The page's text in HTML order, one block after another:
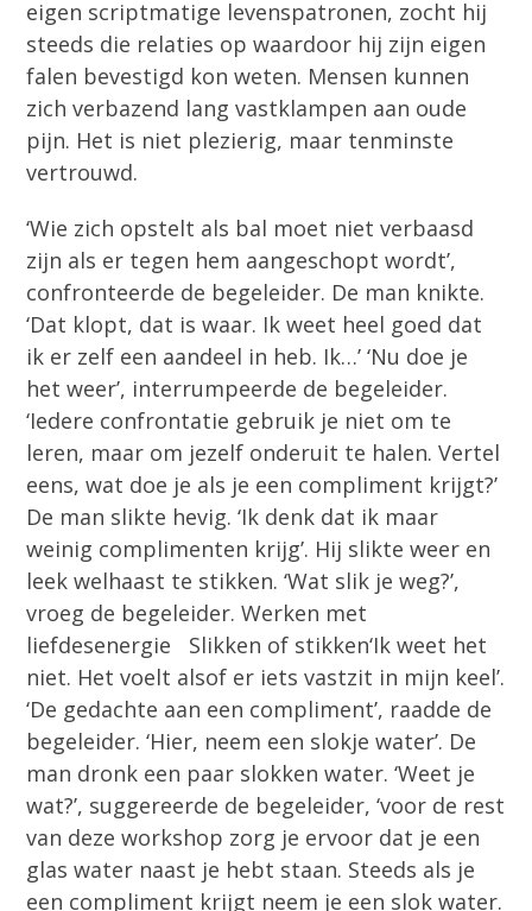
eigen scriptmatige levenspatronen, zocht hij
steeds die relaties op waardoor hij zijn eigen
falen bevestigd kon weten. Mensen kunnen
zich verbazend lang vastklampen aan oude
pijn. Het is niet plezierig, maar tenminste
vertrouwd.
‘Wie zich opstelt als bal moet niet verbaasd
zijn als er tegen hem aangeschopt wordt’,
confronteerde de begeleider. De man knikte.
‘Dat klopt, dat is waar. Ik weet heel goed dat
ik er zelf een aandeel in heb. Ik…’ ‘Nu doe je
het weer’, interrumpeerde de begeleider.
‘Iedere confrontatie gebruik je niet om te
leren, maar om jezelf onderuit te halen. Vertel
eens, wat doe je als je een compliment krijgt?’
De man slikte hevig. ‘Ik denk dat ik maar
weinig complimenten krijg’. Hij slikte weer en
leek welhaast te stikken. ‘Wat slik je weg?’,
vroeg de begeleider. Werken met
liefdesenergie Slikken of stikken‘Ik weet het
niet. Het voelt alsof er iets vastzit in mijn keel’.
‘De gedachte aan een compliment’, raadde de
begeleider. ‘Hier, neem een slokje water’. De
man dronk een paar slokken water. ‘Weet je
wat?’, suggereerde de begeleider, ‘voor de rest
van deze workshop zorg je ervoor dat je een
glas water naast je hebt staan. Steeds als je
een compliment krijgt neem je een slok water.